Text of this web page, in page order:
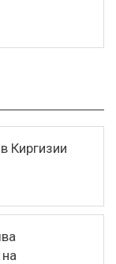
Киргизии